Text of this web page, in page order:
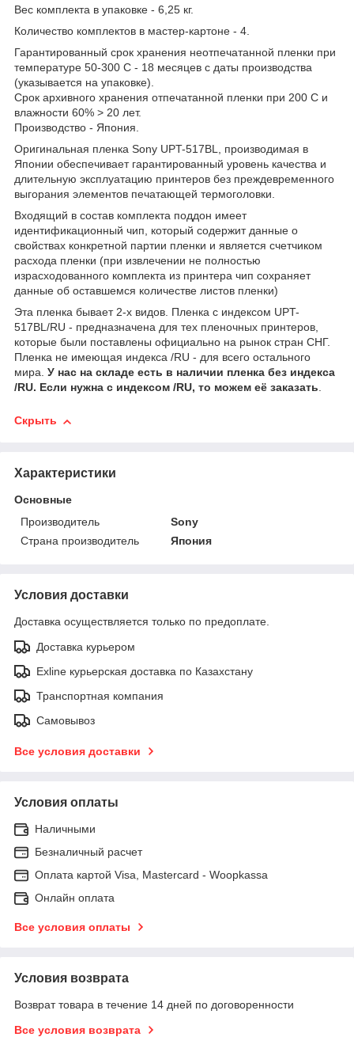
Вес комплекта в упаковке - 6,25 кг.
Количество комплектов в мастер-картоне - 4.
Гарантированный срок хранения неотпечатанной пленки при
температуре 50-300 С - 18 месяцев с даты производства
(указывается на упаковке).
Срок архивного хранения отпечатанной пленки при 200 C и
влажности 60% > 20 лет.
Производство - Япония.
Оригинальная пленка Sony UPT-517BL, производимая в
Японии обеспечивает гарантированный уровень качества и
длительную эксплуатацию принтеров без преждевременного
выгорания элементов печатающей термоголовки.
Входящий в состав комплекта поддон имеет
идентификационный чип, который содержит данные о
свойствах конкретной партии пленки и является счетчиком
расхода пленки (при извлечении не полностью
израсходованного комплекта из принтера чип сохраняет
данные об оставшемся количестве листов пленки)
Эта пленка бывает 2-х видов. Пленка с индексом UPT-
517BL/RU - предназначена для тех пленочных принтеров,
которые были поставлены официально на рынок стран СНГ.
Пленка не имеющая индекса /RU - для всего остального
мира. У нас на складе есть в наличии пленка без индекса
/RU. Если нужна c индексом /RU, то можем её заказать.
Скрыть
Характеристики
Основные
Производитель
Sony
Страна производитель
Япония
Условия доставки
Доставка осуществляется только по предоплате.
Доставка курьером
Exline курьерская доставка по Казахстану
Транспортная компания
Самовывоз
Все условия доставки
Условия оплаты
Наличными
Безналичный расчет
Оплата картой Visa, Mastercard - Woopkassa
Онлайн оплата
Все условия оплаты
Условия возврата
Возврат товара в течение 14 дней по договоренности
Все условия возврата